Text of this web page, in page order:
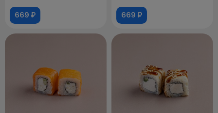
669 ₽ 669 ₽